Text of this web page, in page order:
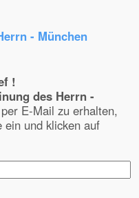
- München
!
des Herrn -
E-Mail zu erhalten,
und klicken auf